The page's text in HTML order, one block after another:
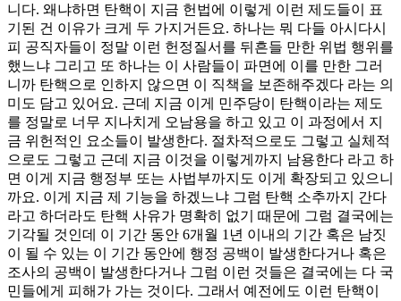
니다. 왜냐하면 탄핵이 지금 헌법에 이렇게 이런 제도들이 표
기된 건 이유가 크게 두 가지거든요. 하나는 뭐 다들 아시다시
피 공직자들이 정말 이런 헌정질서를 뒤흔들 만한 위법 행위를
했느냐 그리고 또 하나는 이 사람들이 파면에 이를 만한 그러
니까 탄핵으로 인하지 않으면 이 직책을 보존해주겠다 라는 의
미도 담고 있어요. 근데 지금 이게 민주당이 탄핵이라는 제도
를 정말로 너무 지나치게 오남용을 하고 있고 이 과정에서 지
금 위헌적인 요소들이 발생한다. 절차적으로도 그렇고 실체적
으로도 그렇고 근데 지금 이것을 이렇게까지 남용한다 라고 하
면 이게 지금 행정부 또는 사법부까지도 이게 확장되고 있으니
까요. 이게 지금 제 기능을 하겠느냐 그럼 탄핵 소추까지 간다
라고 하더라도 탄핵 사유가 명확히 없기 때문에 그럼 결국에는
기각될 것인데 이 기간 동안 6개월 1년 이내의 기간 혹은 남짓
이 될 수 있는 이 기간 동안에 행정 공백이 발생한다거나 혹은
조사의 공백이 발생한다거나 그럼 이런 것들은 결국에는 다 국
민들에게 피해가 가는 것이다. 그래서 예전에도 이런 탄핵이